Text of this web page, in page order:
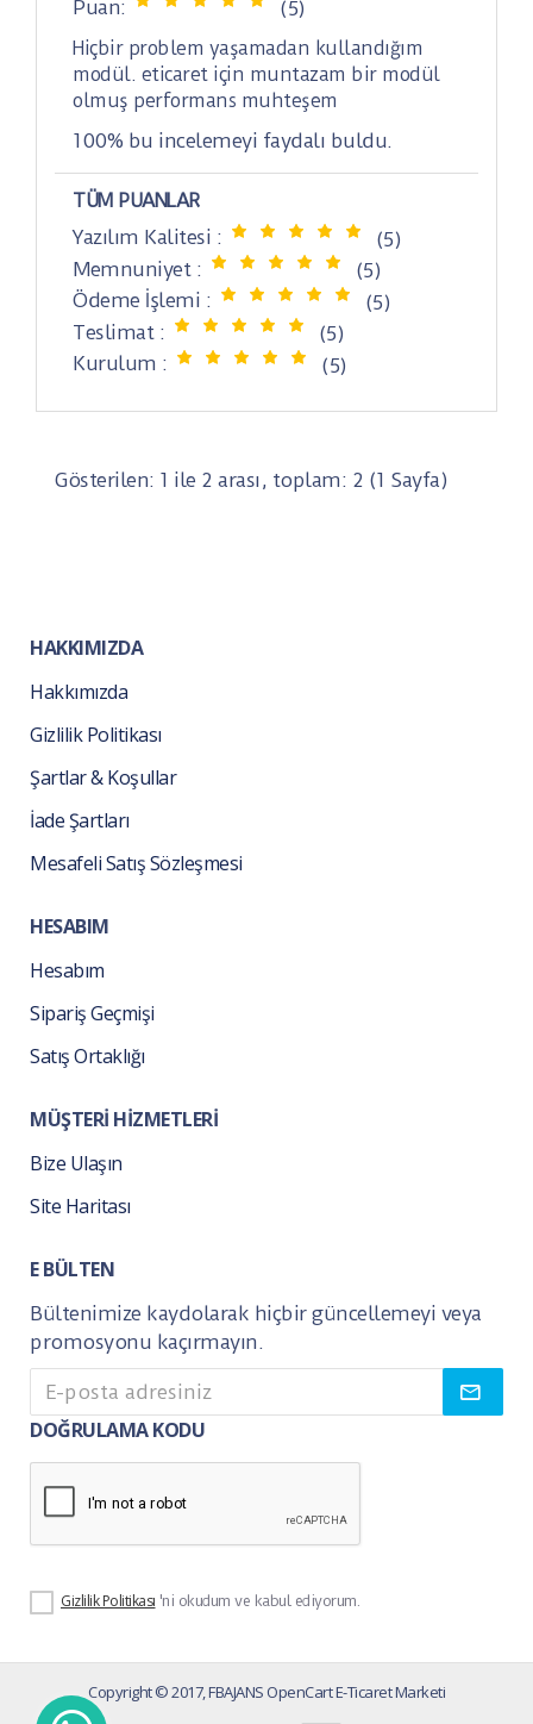
Puan:
(5)
Hiçbir problem yaşamadan kullandığım
modül. eticaret için muntazam bir modül
olmuş performans muhteşem
100% bu incelemeyi faydalı buldu.
TÜM PUANLAR
Yazılım Kalitesi :
(5)
Memnuniyet :
(5)
Ödeme İşlemi :
(5)
Teslimat :
(5)
Kurulum :
(5)
Gösterilen: 1 ile 2 arası, toplam: 2 (1 Sayfa)
HAKKIMIZDA
Hakkımızda
Gizlilik Politikası
Şartlar & Koşullar
İade Şartları
Mesafeli Satış Sözleşmesi
HESABIM
Hesabım
Sipariş Geçmişi
Satış Ortaklığı
MÜŞTERİ HİZMETLERİ
Bize Ulaşın
Site Haritası
E BÜLTEN
Bültenimize kaydolarak hiçbir güncellemeyi veya
promosyonu kaçırmayın.
DOĞRULAMA KODU
Gizlilik Politikası 'ni okudum ve kabul ediyorum.
Copyright © 2017, FBAJANS OpenCart E-Ticaret Marketi